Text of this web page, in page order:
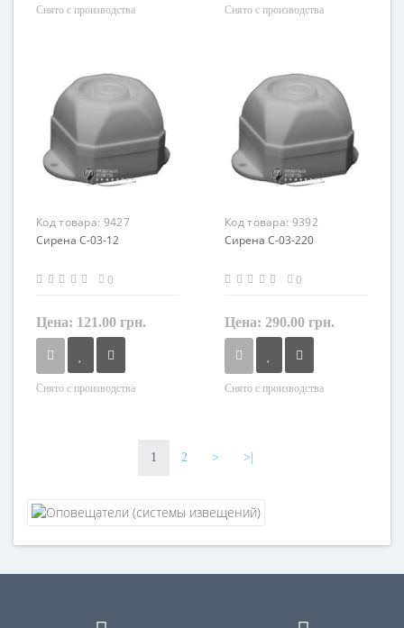
Снято с производства Снято с производства
Код товара: 9427
Сирена С-03-12
0
Цена: 121.00 грн.
Снято с производства
Код товара: 9392
Сирена С-03-220
0
Цена: 290.00 грн.
Снято с производства
1 2 > >|